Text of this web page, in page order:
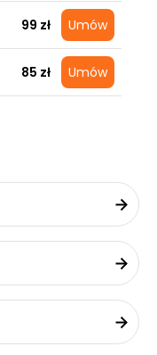
99 zł Umów
85 zł Umów